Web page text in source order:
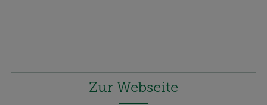
Zur Webseite